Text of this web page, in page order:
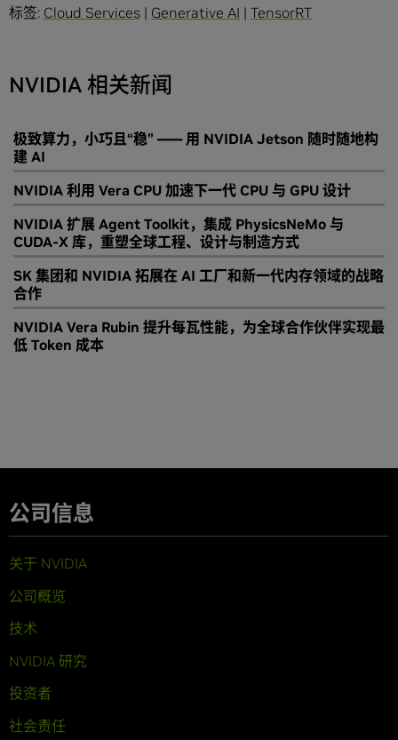
标签: Cloud Services | Generative AI | TensorRT
NVIDIA 相关新闻
极致算力，小巧且“稳” —— 用 NVIDIA Jetson 随时随地构
建 AI
NVIDIA 利用 Vera CPU 加速下一代 CPU 与 GPU 设计
NVIDIA 扩展 Agent Toolkit，集成 PhysicsNeMo 与
CUDA-X 库，重塑全球工程、设计与制造方式
SK 集团和 NVIDIA 拓展在 AI 工厂和新一代内存领域的战略
合作
NVIDIA Vera Rubin 提升每瓦性能，为全球合作伙伴实现最
低 Token 成本
公司信息
关于 NVIDIA
公司概览
技术
NVIDIA 研究
投资者
社会责任